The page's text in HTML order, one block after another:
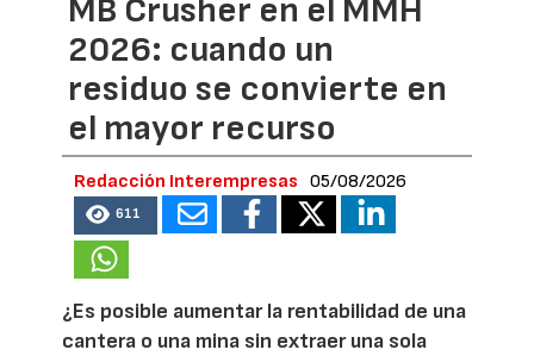
MB Crusher en el MMH
2026: cuando un
residuo se convierte en
el mayor recurso
Redacción Interempresas 05/08/2026
611
¿Es posible aumentar la rentabilidad de una
cantera o una mina sin extraer una sola